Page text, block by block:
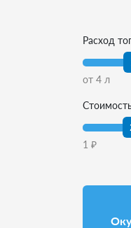
Расход
от 4 л
1 ₽